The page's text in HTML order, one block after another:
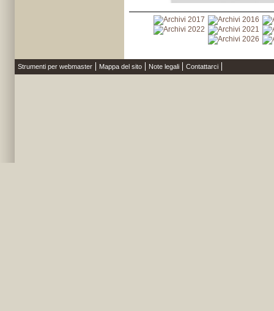
Strumenti per webmaster Mappa del sito Note legali Contattarci